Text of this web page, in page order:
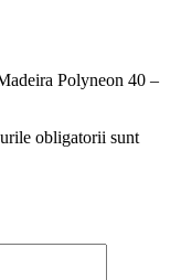
Polyneon 40 –
obligatorii sunt